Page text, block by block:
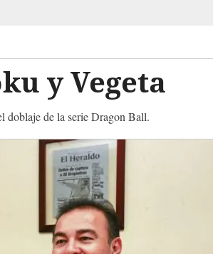
y Vegeta
doblaje de la serie Dragon Ball.